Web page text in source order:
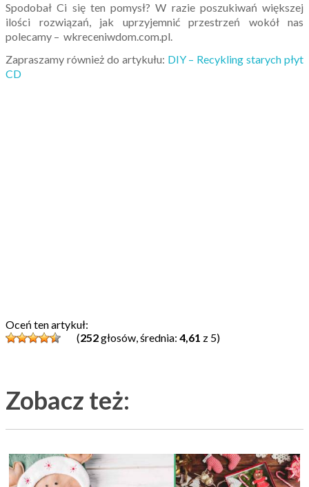
Spodobał Ci się ten pomysł? W razie poszukiwań większej
ilości rozwiązań, jak uprzyjemnić przestrzeń wokół nas
polecamy – wkreceniwdom.com.pl.
Zapraszamy również do artykułu: DIY – Recykling starych płyt
CD
Oceń ten artykuł:
(252głosów, średnia: 4,61 z 5)
Zobacz też: